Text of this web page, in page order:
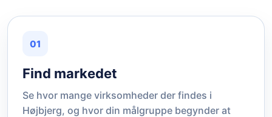
01
Find markedet
Se hvor mange virksomheder der findes i
Højbjerg, og hvor din målgruppe begynder at